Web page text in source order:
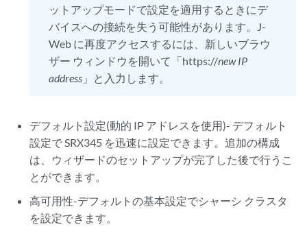
ットアップモードで設定を適用するときにデ
バイスへの接続を失う可能性があります。J-
Web に再度アクセスするには、新しいブラウ
ザー ウィンドウを開いて「https://new IP
address 」と入力します。
デフォルト設定(動的 IP アドレスを使用)- デフォルト
設定で SRX345 を迅速に設定できます。追加の構成
は、ウィザードのセットアップが完了した後で行うこ
とができます。
高可用性-デフォルトの基本設定でシャーシ クラスタ
を設定できます。